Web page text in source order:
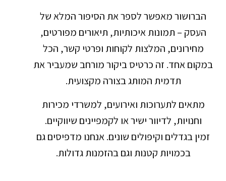
הברושור מאפשר לספר את הסיפור המלא של
העסק – תמונות איכותיות, תיאורים מפורטים,
מחירונים, המלצות לקוחות ופרטי קשר, הכל
במקום אחד. זה כרטיס ביקור מורחב שמעביר את
תדמית המותג בצורה מקצועית.
מתאים לתערוכות ואירועים, למשרדי מכירות
וחנויות, לדיוור ישיר או לקמפיינים שיווקיים.
זמין בגדלים וקיפולים שונים. אנחנו מדפיסים גם
בכמויות קטנות וגם בהזמנות גדולות.